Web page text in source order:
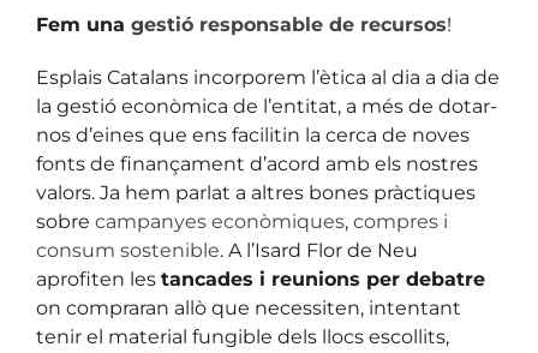
Fem una gestió responsable de recursos!
Esplais Catalans incorporem l’ètica al dia a dia de
la gestió econòmica de l’entitat, a més de dotar-
nos d’eines que ens facilitin la cerca de noves
fonts de finançament d’acord amb els nostres
valors. Ja hem parlat a altres bones pràctiques
sobre campanyes econòmiques, compres i
consum sostenible. A l’Isard Flor de Neu
aprofiten les tancades i reunions per debatre
on compraran allò que necessiten, intentant
tenir el material fungible dels llocs escollits,